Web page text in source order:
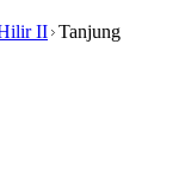
II Tanjung